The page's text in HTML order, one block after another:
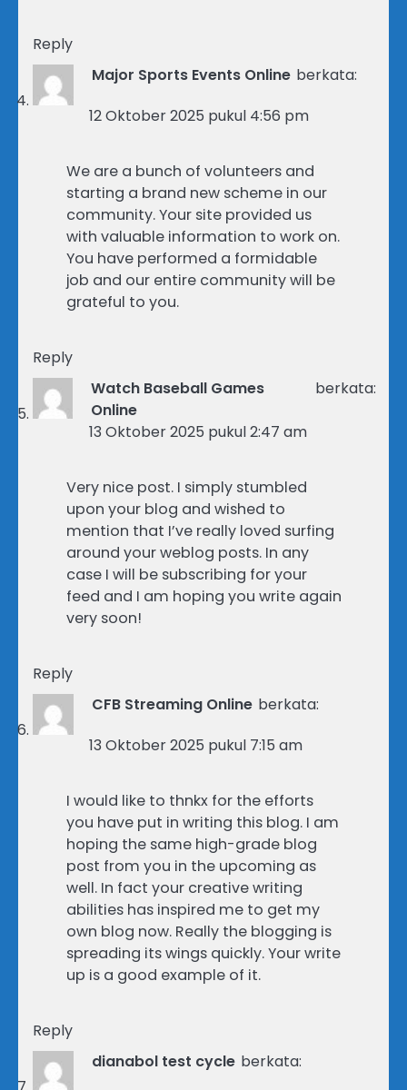
Reply
Major Sports Events Online berkata:
12 Oktober 2025 pukul 4:56 pm
We are a bunch of volunteers and
starting a brand new scheme in our
community. Your site provided us
with valuable information to work on.
You have performed a formidable
job and our entire community will be
grateful to you.
Reply
Watch Baseball Games
Online
berkata:
13 Oktober 2025 pukul 2:47 am
Very nice post. I simply stumbled
upon your blog and wished to
mention that I’ve really loved surfing
around your weblog posts. In any
case I will be subscribing for your
feed and I am hoping you write again
very soon!
Reply
CFB Streaming Online berkata:
13 Oktober 2025 pukul 7:15 am
I would like to thnkx for the efforts
you have put in writing this blog. I am
hoping the same high-grade blog
post from you in the upcoming as
well. In fact your creative writing
abilities has inspired me to get my
own blog now. Really the blogging is
spreading its wings quickly. Your write
up is a good example of it.
Reply
dianabol test cycle berkata: